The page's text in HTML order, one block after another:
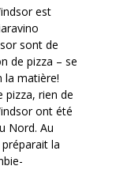
est
sont de
de pizza – se
la matière!
pizza, rien de
ont été
Nord. Au
la